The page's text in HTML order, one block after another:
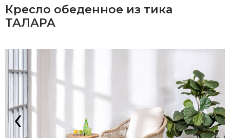
Кресло обеденное из тика
ТАЛАРА
‹ ›